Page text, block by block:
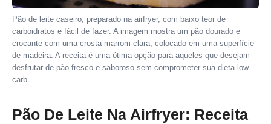
Pão de leite caseiro, preparado na airfryer, com baixo teor de
carboidratos e fácil de fazer. A imagem mostra um pão dourado e
crocante com uma crosta marrom clara, colocado em uma superfície
de madeira. A receita é uma ótima opção para aqueles que desejam
desfrutar de pão fresco e saboroso sem comprometer sua dieta low
carb.
Pão De Leite Na Airfryer: Receita